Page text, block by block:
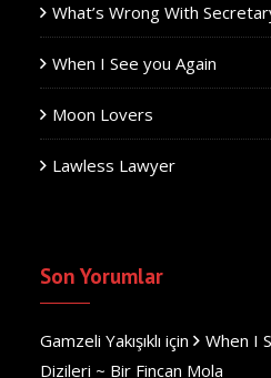
What’s Wrong With
When I See you Again
Moon Lovers
Lawless Lawyer
Son Yorumlar
Gamzeli Yakışıklı için
When I
Dizileri ~ Bir Fincan Mola